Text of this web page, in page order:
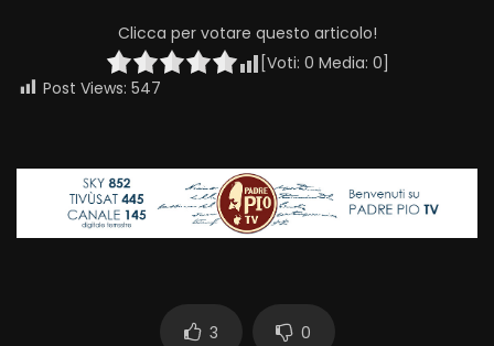
Clicca per votare questo articolo!
[Voti: 0 Media: 0]
Post Views: 547
3 0